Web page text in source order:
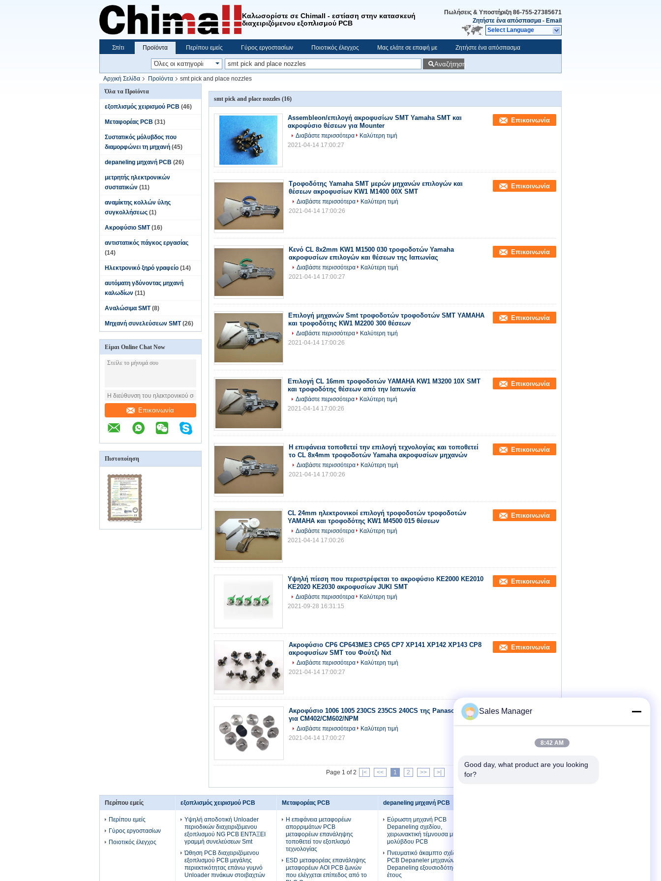
Καλωσορίστε σε Chimall - εστίαση στην κατασκευή
διαχειριζόμενου εξοπλισμού PCB
Πωλήσεις & Υποστήριξη 86-755-27385671
Ζητήστε ένα απόσπασμα - Email
Select Language
Σπίτι Προϊόντα Περίπου εμείς Γύρος εργοστασίων Ποιοτικός έλεγχος Μας ελάτε σε επαφή με Ζητήστε ένα απόσπασμα
Αναζήτηση
Αρχική Σελίδα Προϊόντα
smt pick and place nozzles
Όλα τα Προϊόντα
εξοπλισμός χειρισμού PCB (46)
Μεταφορέας PCB (31)
Συστατικός μόλυβδος που
διαμορφώνει τη μηχανή (45)
depaneling μηχανή PCB (26)
μετρητής ηλεκτρονικών
συστατικών (11)
αναμίκτης κολλών ύλης
συγκολλήσεως (1)
Ακροφύσιο SMT (16)
αντιστατικός πάγκος εργασίας
(14)
Ηλεκτρονικό ξηρό γραφείο (14)
αυτόματη γδύνοντας μηχανή
καλωδίων (11)
Αναλώσιμα SMT (8)
Μηχανή συνελεύσεων SMT (26)
Είμαι Online Chat Now
Επικοινωνία
Πιστοποίηση
smt pick and place nozzles (16)
Assembleon/επιλογή ακροφυσίων SMT Yamaha SMT και
ακροφύσιο θέσεων για Mounter
Επικοινωνία
Διαβάστε περισσότερα
Καλύτερη τιμή
2021-04-14 17:00:27
Τροφοδότης Yamaha SMT μερών μηχανών επιλογών και
θέσεων ακροφυσίων KW1 M1400 00X SMT
Επικοινωνία
Διαβάστε περισσότερα
Καλύτερη τιμή
2021-04-14 17:00:26
Κενό CL 8x2mm KW1 M1500 030 τροφοδοτών Yamaha
ακροφυσίων επιλογών και θέσεων της Ιαπωνίας
Επικοινωνία
Διαβάστε περισσότερα
Καλύτερη τιμή
2021-04-14 17:00:27
Επιλογή μηχανών Smt τροφοδοτών τροφοδοτών SMT YAMAHA
και τροφοδότης KW1 M2200 300 θέσεων
Επικοινωνία
Διαβάστε περισσότερα
Καλύτερη τιμή
2021-04-14 17:00:26
Επιλογή CL 16mm τροφοδοτών YAMAHA KW1 M3200 10X SMT
και τροφοδότης θέσεων από την Ιαπωνία
Επικοινωνία
Διαβάστε περισσότερα
Καλύτερη τιμή
2021-04-14 17:00:26
Η επιφάνεια τοποθετεί την επιλογή τεχνολογίας και τοποθετεί
το CL 8x4mm τροφοδοτών Yamaha ακροφυσίων μηχανών
Επικοινωνία
Διαβάστε περισσότερα
Καλύτερη τιμή
2021-04-14 17:00:26
CL 24mm ηλεκτρονικοί επιλογή τροφοδοτών τροφοδοτών
YAMAHA και τροφοδότης KW1 M4500 015 θέσεων
Επικοινωνία
Διαβάστε περισσότερα
Καλύτερη τιμή
2021-04-14 17:00:26
Υψηλή πίεση που περιστρέφεται το ακροφύσιο KE2000 KE2010
KE2020 KE2030 ακροφυσίων JUKI SMT
Επικοινωνία
Διαβάστε περισσότερα
Καλύτερη τιμή
2021-09-28 16:31:15
Ακροφύσιο CP6 CP643ME3 CP65 CP7 XP141 XP142 XP143 CP8
ακροφυσίων SMT του Φούτζι Nxt
Επικοινωνία
Διαβάστε περισσότερα
Καλύτερη τιμή
2021-04-14 17:00:27
Ακροφύσιο 1006 1005 230CS 235CS 240CS της Panasonic SMT
για CM402/CM602/NPM
Επικοινωνία
Διαβάστε περισσότερα
Καλύτερη τιμή
2021-04-14 17:00:27
Page 1 of 2 |< << 1 2 >> >|
Περίπου εμείς
Περίπου εμείς
Γύρος εργοστασίων
Ποιοτικός έλεγχος
εξοπλισμός χειρισμού PCB
Υψηλή αποδοτική Unloader
περιοδικών διαχειριζόμενου
εξοπλισμού NG PCB ΕΝΤΆΞΕΙ
γραμμή συνελεύσεων Smt
Ώθηση PCB διαχειριζόμενου
εξοπλισμού PCB μεγάλης
περιεκτικότητας επάνω γυμνό
Unloader πινάκων στοιβαχτών
Μεταφορέας PCB
Η επιφάνεια μεταφορέων
απορριμάτων PCB
μεταφορέων επανάληψης
τοποθετεί τον εξοπλισμό
τεχνολογίας
ESD μεταφορέας επανάληψης
μεταφορέων AOI PCB ζωνών
που ελέγχεται επίπεδος από το
depaneling μηχανή PCB
Εύρωστη μηχανή PCB
Depaneling σχεδίου,
χειρωνακτική τέμνουσα μηχανή
μολύβδου PCB
Πνευματικό άκαμπτο σχέδιο
PCB Depaneler μηχανών PCB
Depaneling εξουσιοδότηση 1
έτους
Sales Manager
8:42 AM
Good day, what product are you looking
for?